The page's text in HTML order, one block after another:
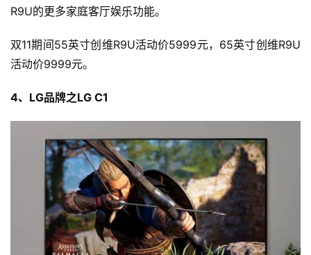
R9U的更多家庭客厅娱乐功能。
双11期间55英寸创维R9U活动价5999元，65英寸创维R9U
活动价9999元。
4、LG品牌之LG C1